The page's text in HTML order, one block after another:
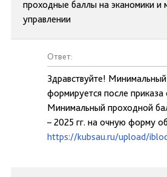
проходные баллы на эканомики и
управлении
Ответ:
Здравствуйте!
формируется после приказа
Минимальный проходной
– 2025 гг. на очную форму
https://kubsau.ru/upload/